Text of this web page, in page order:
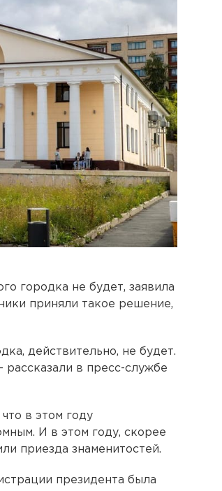
городка не будет, заявила
приняли такое решение,
действительно, не будет.
рассказали в пресс-службе
в этом году
И в этом году, скорее
приезда знаменитостей.
президента была